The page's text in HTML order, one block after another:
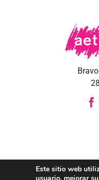
Este sitio web